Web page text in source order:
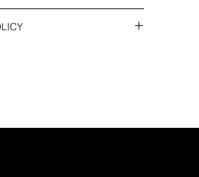
14 dagar efter leverans.